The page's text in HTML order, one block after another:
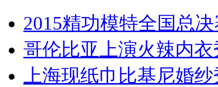
2015精功模特全国总
哥伦比亚上演火辣内衣
上海现纸巾比基尼婚